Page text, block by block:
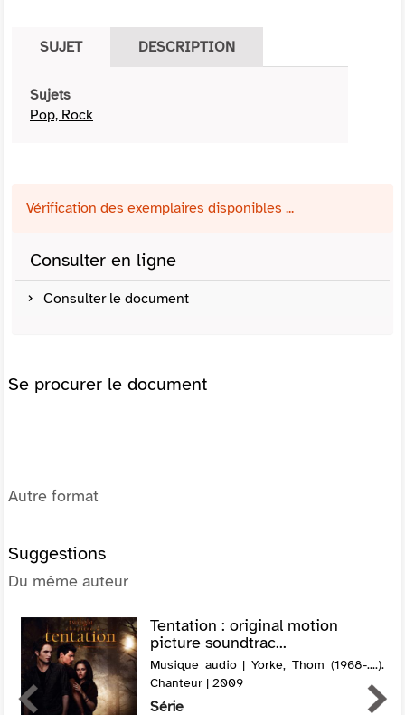
SUJET DESCRIPTION
Sujets
Pop, Rock
Vérification des exemplaires disponibles ...
Consulter en ligne
Consulter le document
Se procurer le document
Autre format
Suggestions
Du même auteur
Tentation : original motion
picture soundtrac...
Musique audio | Yorke, Thom (1968-....).
Chanteur | 2009
Série